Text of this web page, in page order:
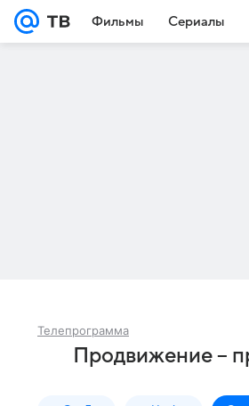
Фильмы Сериалы
Телепрограмма
Продвижение –